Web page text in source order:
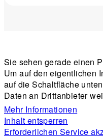
Sie sehen gerade einen
Um auf den eigentlichen
auf die Schaltfläche
Daten an Drittanbieter
Mehr Informationen
Inhalt entsperren
Erforderlichen Service